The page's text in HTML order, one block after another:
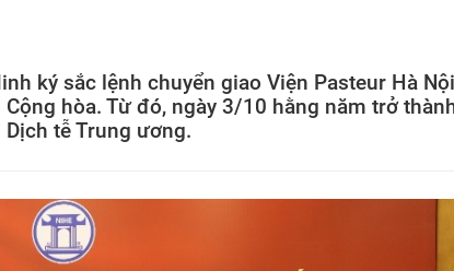
ký sắc lệnh chuyển giao Viện Pasteur Hà Nội
hòa. Từ đó, ngày 3/10 hằng năm trở
tễ Trung ương.